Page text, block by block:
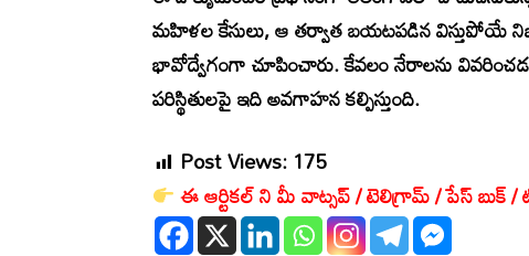
మహిళల కేసులు, ఆ తర్వాత బయటపడిన విస్తుపోయే
భావోద్వేగంగా చూపించారు. కేవలం నేరాలను
పరిస్థితులపై ఇది అవగాహన కల్పిస్తుంది.
Post Views:175
ఈ ఆర్టికల్ ని మీ వాట్సప్ / టెలిగ్రామ్ / పేస్ బుక్ /